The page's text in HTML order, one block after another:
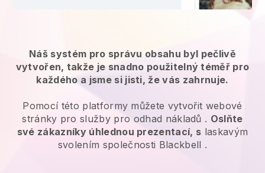
Náš systém pro správu obsahu byl pečlivě
vytvořen, takže je snadno použitelný téměř pro
každého a jsme si jisti, že vás zahrnuje.
Pomocí této platformy můžete vytvořit webové
stránky proslužby pro odhad nákladů . Oslňte
své zákazníky úhlednou prezentací, s laskavým
svolením společnosti Blackbell .